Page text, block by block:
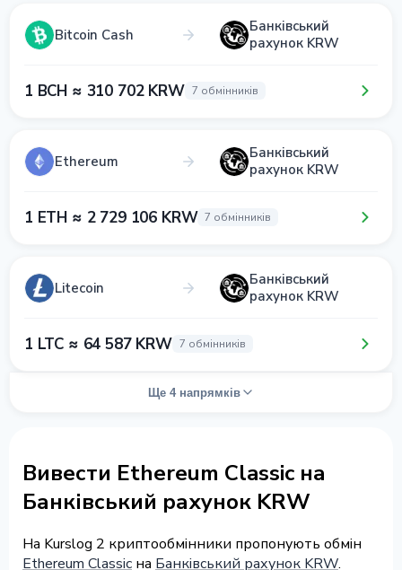
Bitcoin Cash
Банківський
рахунок KRW
1 BCH ≈ 310 702 KRW 7 обмінників
Ethereum
Банківський
рахунок KRW
1 ETH ≈ 2 729 106 KRW 7 обмінників
Litecoin
Банківський
рахунок KRW
1 LTC ≈ 64 587 KRW 7 обмінників
Ще 4 напрямків
Вивести Ethereum Classic на
Банківський рахунок KRW
На Kurslog 2 криптообмінники пропонують обмін
Ethereum Classic на Банківський рахунок KRW.